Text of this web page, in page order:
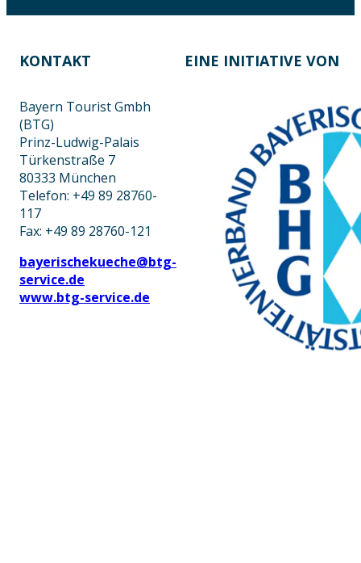
KONTAKT EINE INITIATIVE VON
Bayern Tourist Gmbh
(BTG)
Prinz-Ludwig-Palais
Türkenstraße 7
80333 München
Telefon: +49 89 28760-
117
Fax: +49 89 28760-121
bayerischekueche@btg-
service.de
www.btg-service.de